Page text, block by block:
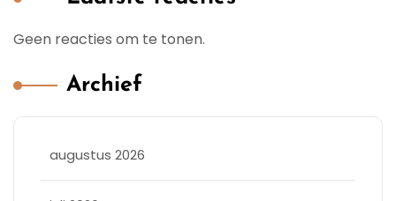
Geen reacties om te tonen.
Archief
augustus 2026